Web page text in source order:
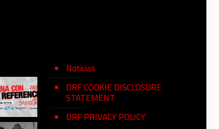
Noticias
DRF COOKIE DISCLOSURE
STATEMENT
DRF PRIVACY POLICY